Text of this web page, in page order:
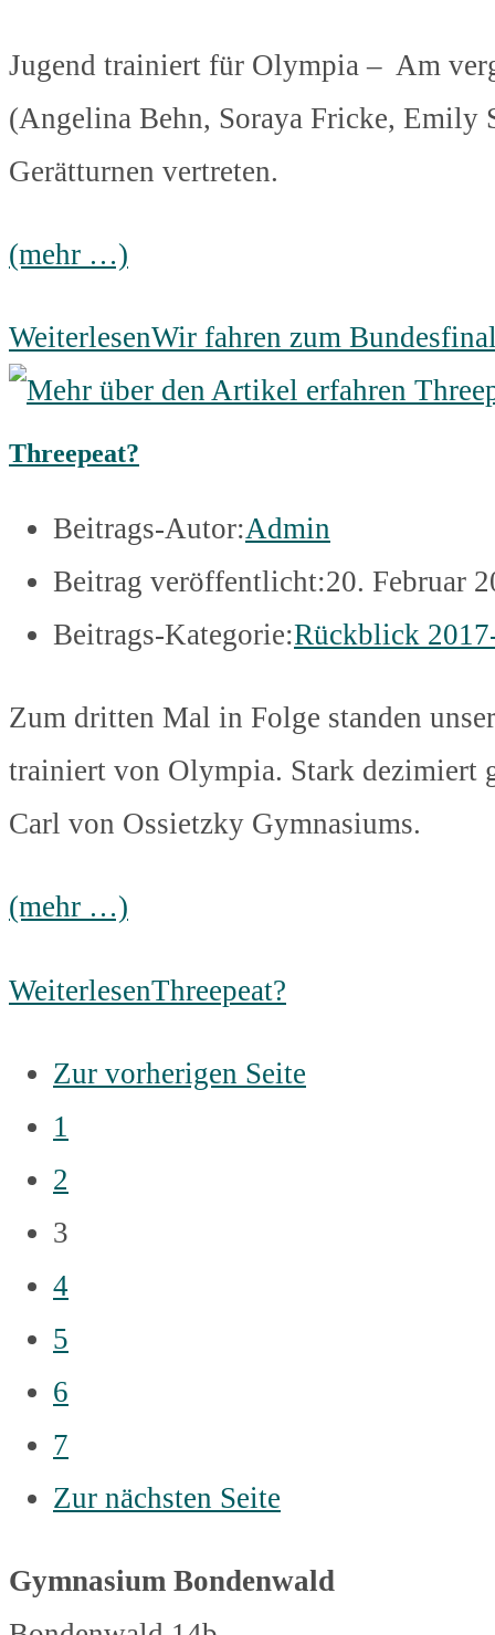
Jugend trainiert für Olympia – Am
(Angelina Behn, Soraya Fricke, Emily
Gerätturnen vertreten.
(mehr …)
WeiterlesenWir fahren zum
Threepeat?
Beitrags-Autor:Admin
Beitrag veröffentlicht:20. Februar
Beitrags-Kategorie:Rückblick
Zum dritten Mal in Folge standen
trainiert von Olympia. Stark dezimiert
Carl von Ossietzky Gymnasiums.
(mehr …)
WeiterlesenThreepeat?
Zur vorherigen Seite
1
2
3
4
5
6
7
Zur nächsten Seite
Gymnasium Bondenwald